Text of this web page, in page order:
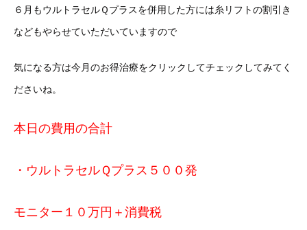
６月もウルトラセルＱプラスを併用した方には糸リフトの割引き
などもやらせていただいていますので
気になる方は今月のお得治療をクリックしてチェックしてみてく
ださいね。
本日の費用の合計
・ウルトラセルＱプラス５００発
モニター１０万円＋消費税